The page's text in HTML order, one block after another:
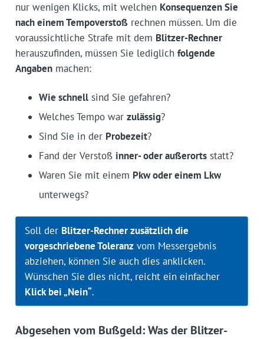
nur wenigen Klicks, mit welchen Konsequenzen Sie
nach einem Tempoverstoßrechnen müssen. Um die
voraussichtliche Strafe mit dem Blitzer-Rechner
herauszufinden, müssen Sie lediglich folgende
Angabenmachen:
Wie schnellsind Sie gefahren?
Welches Tempo war zulässig?
Sind Sie in der Probezeit?
Fand der Verstoß inner- oder außerortsstatt?
Waren Sie mit einem Pkw oder einem Lkw
unterwegs?
Soll der Blitzer-Rechner zusätzlich die
vorgeschriebene Toleranzvom Messergebnis
abziehen, können Sie auch dies anklicken.
Wünschen Sie dies nicht, reicht ein einfacher
Klick bei „Nein“.
Abgesehen vom Bußgeld: Was der Blitzer-